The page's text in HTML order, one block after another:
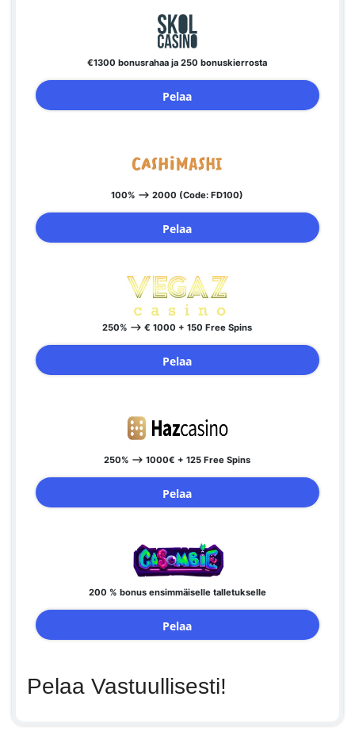
€1300 bonusrahaa ja 250 bonuskierrosta
Pelaa
100% --> 2000 (Code: FD100)
Pelaa
250% --> € 1000 + 150 Free Spins
Pelaa
250% --> 1000€ + 125 Free Spins
Pelaa
200 % bonus ensimmäiselle talletukselle
Pelaa
Pelaa Vastuullisesti!